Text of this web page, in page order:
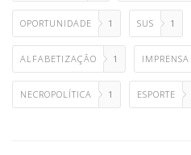
OPORTUNIDADE 1 SUS 1
ALFABETIZAÇÃO 1 IMPRENSA
NECROPOLÍTICA 1 ESPORTE